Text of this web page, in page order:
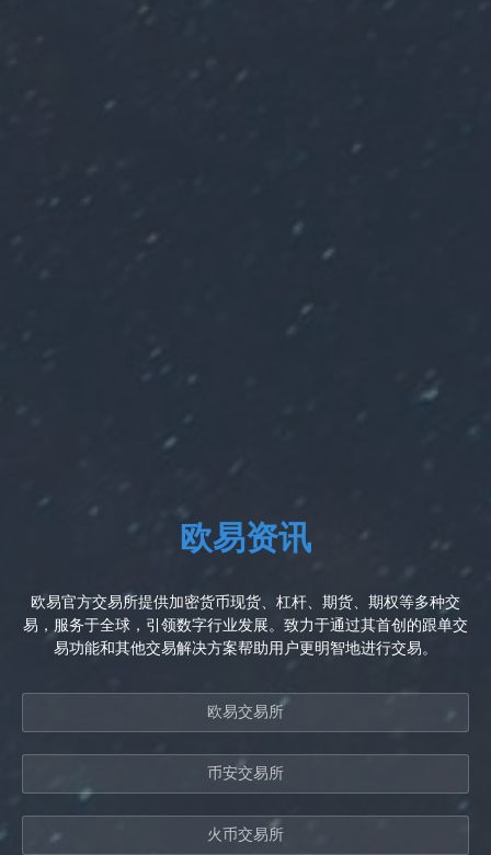
欧易资讯
欧易官方交易所提供加密货币现货、杠杆、期货、期权等多种交
易，服务于全球，引领数字行业发展。致力于通过其首创的跟单交
易功能和其他交易解决方案帮助用户更明智地进行交易。
欧易交易所
币安交易所
火币交易所